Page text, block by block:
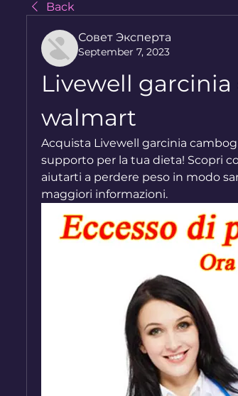
Back
Совет Эксперта
September 7, 2023
Livewell
walmart
Acquista Livewell garcinia
supporto per la tua dieta! Scopri
aiutarti a perdere peso in modo
maggiori informazioni.